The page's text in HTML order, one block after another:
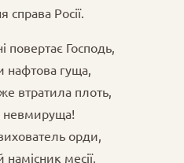
справа Росії.
повертає Господь,
нафтова гуща,
втратила плоть,
невмируща!
орди,
месії,